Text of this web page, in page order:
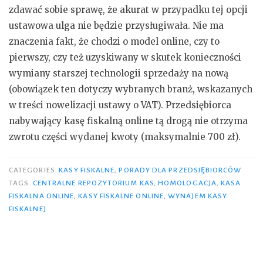
zdawać sobie sprawę, że akurat w przypadku tej opcji
ustawowa ulga nie będzie przysługiwała. Nie ma
znaczenia fakt, że chodzi o model online, czy to
pierwszy, czy też uzyskiwany w skutek konieczności
wymiany starszej technologii sprzedaży na nową
(obowiązek ten dotyczy wybranych branż, wskazanych
w treści nowelizacji ustawy o VAT). Przedsiębiorca
nabywający kasę fiskalną online tą drogą nie otrzyma
zwrotu części wydanej kwoty (maksymalnie 700 zł).
CATEGORIES KASY FISKALNE,PORADY DLA PRZEDSIĘBIORCÓW
TAGS
CENTRALNE REPOZYTORIUM KAS,HOMOLOGACJA,KASA
FISKALNA ONLINE,KASY FISKALNE ONLINE,WYNAJEM KASY
FISKALNEJ